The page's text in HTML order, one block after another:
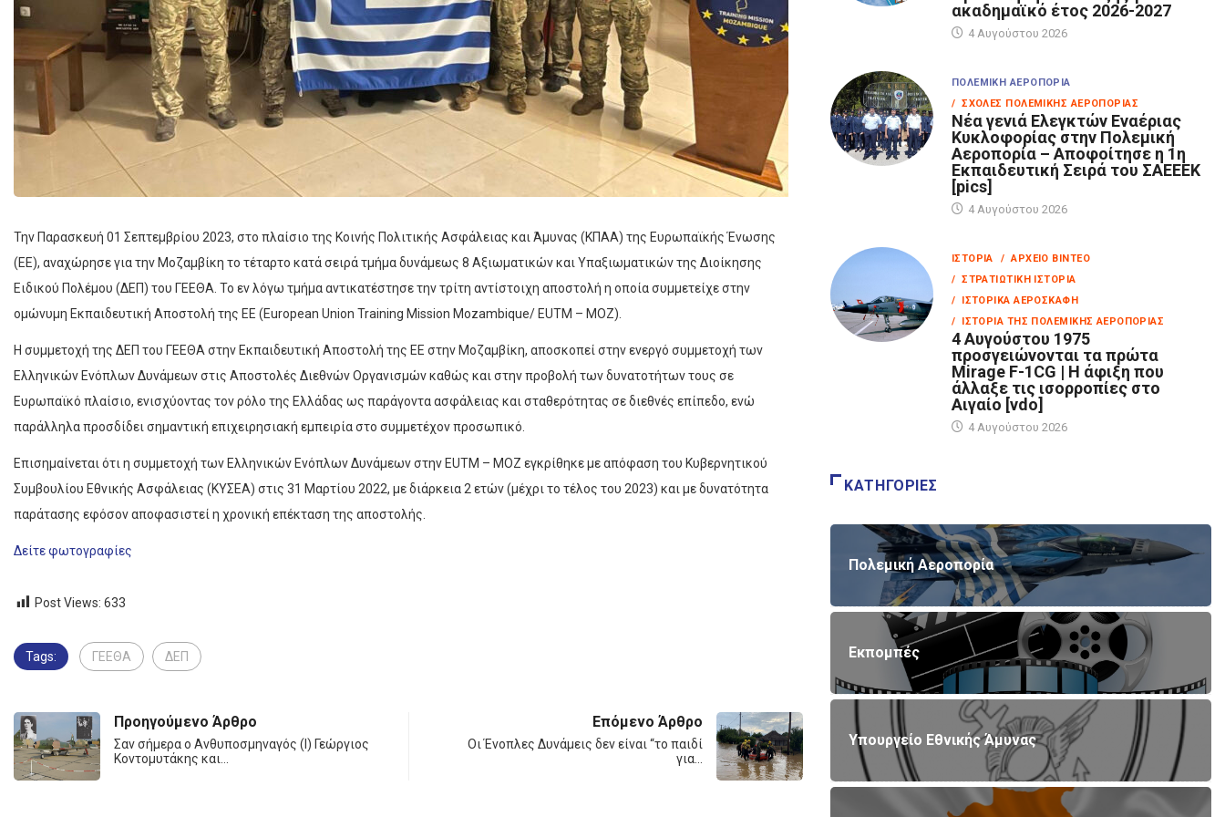
Την Παρασκευή 01 Σεπτεμβρίου 2023, στο πλαίσιο της Κοινής Πολιτικής Ασφάλειας και Άμυνας (ΚΠΑΑ) της Ευρωπαϊκής Ένωσης
(ΕΕ), αναχώρησε για την Μοζαμβίκη το τέταρτο κατά σειρά τμήμα δυνάμεως 8 Αξιωματικών και Υπαξιωματικών της Διοίκησης
Ειδικού Πολέμου (ΔΕΠ) του ΓΕΕΘΑ. Το εν λόγω τμήμα αντικατέστησε την τρίτη αντίστοιχη αποστολή η οποία συμμετείχε στην
ομώνυμη Εκπαιδευτική Αποστολή της ΕΕ (European Union Training Mission Mozambique/ EUTM – MOZ).
Η συμμετοχή της ΔΕΠ του ΓΕΕΘΑ στην Εκπαιδευτική Αποστολή της ΕΕ στην Μοζαμβίκη, αποσκοπεί στην ενεργό συμμετοχή των
Ελληνικών Ενόπλων Δυνάμεων στις Αποστολές Διεθνών Οργανισμών καθώς και στην προβολή των δυνατοτήτων τους σε
Ευρωπαϊκό πλαίσιο, ενισχύοντας τον ρόλο της Ελλάδας ως παράγοντα ασφάλειας και σταθερότητας σε διεθνές επίπεδο, ενώ
παράλληλα προσδίδει σημαντική επιχειρησιακή εμπειρία στο συμμετέχον προσωπικό.
Επισημαίνεται ότι η συμμετοχή των Ελληνικών Ενόπλων Δυνάμεων στην EUTM – MOZ εγκρίθηκε με απόφαση του Κυβερνητικού
Συμβουλίου Εθνικής Ασφάλειας (ΚΥΣΕΑ) στις 31 Μαρτίου 2022, με διάρκεια 2 ετών (μέχρι το τέλος του 2023) και με δυνατότητα
παράτασης εφόσον αποφασιστεί η χρονική επέκταση της αποστολής.
Δείτε φωτογραφίες
Post Views: 633
Tags: ΓΕΕΘΑ ΔΕΠ
Προηγούμενο Άρθρο
Σαν σήμερα ο Ανθυποσμηναγός (Ι) Γεώργιος
Κοντομυτάκης και…
Επόμενο Άρθρο
Οι Ένοπλες Δυνάμεις δεν είναι “το παιδί
για…
ακαδημαϊκό έτος 2026-2027
4 Αυγούστου 2026
ΠΟΛΕΜΙΚΉ ΑΕΡΟΠΟΡΊΑ
/ ΣΧΟΛΈΣ ΠΟΛΕΜΙΚΉΣ ΑΕΡΟΠΟΡΊΑΣ
Νέα γενιά Ελεγκτών Εναέριας
Κυκλοφορίας στην Πολεμική
Αεροπορία – Αποφοίτησε η 1η
Εκπαιδευτική Σειρά του ΣΑΕΕΕΚ
[pics]
4 Αυγούστου 2026
ΙΣΤΟΡΊΑ
/ ΑΡΧΕΊΟ ΒΊΝΤΕΟ
/ ΣΤΡΑΤΙΩΤΙΚΉ ΙΣΤΟΡΊΑ
/ ΙΣΤΟΡΙΚΆ ΑΕΡΟΣΚΆΦΗ
/ ΙΣΤΟΡΊΑ ΤΗΣ ΠΟΛΕΜΙΚΉΣ ΑΕΡΟΠΟΡΊΑΣ
4 Αυγούστου 1975
προσγειώνονται τα πρώτα
Mirage F-1CG | Η άφιξη που
άλλαξε τις ισορροπίες στο
Αιγαίο [vdo]
4 Αυγούστου 2026
ΚΑΤΗΓΟΡΊΕΣ
Πολεμική Αεροπορία
Εκπομπές
Υπουργείο Εθνικής Άμυνας